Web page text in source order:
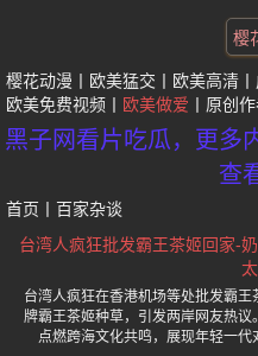
樱
樱花动漫 欧美猛交 欧美高清
欧美免费视频
欧美做爱 原创
黑子网看片吃瓜，更多
查
首页 百家杂谈
台湾人疯狂批发霸王茶姬回家-
台湾人疯狂在香港机场等处批发霸
牌霸王茶姬种草，引发两岸网友热议
点燃跨海文化共鸣，展现年轻一代